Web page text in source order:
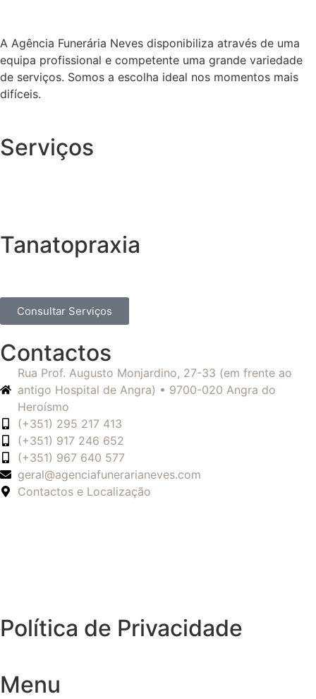
A Agência Funerária Neves disponibiliza através de uma
equipa profissional e competente uma grande variedade
de serviços. Somos a escolha ideal nos momentos mais
difíceis.
Serviços
Tanatopraxia
Consultar Serviços
Contactos
Rua Prof. Augusto Monjardino, 27-33 (em frente ao
antigo Hospital de Angra) • 9700-020 Angra do
Heroísmo
(+351) 295 217 413
(+351) 917 246 652
(+351) 967 640 577
geral@agenciafunerarianeves.com
Contactos e Localização
Política de Privacidade
Menu